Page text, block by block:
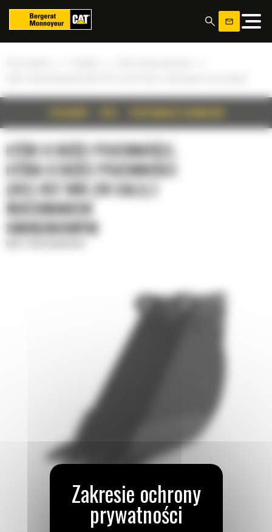
ŁYŻKI O DUŻEJ POJEMNOŚCI,
ŁYŻKA O DUŻEJ POJEMNOŚCI
(HC) 457 MM (18 CALI) Z
MOCOWANIEM
SWORZNIOWYM
Panel zarządzania plikami cookies